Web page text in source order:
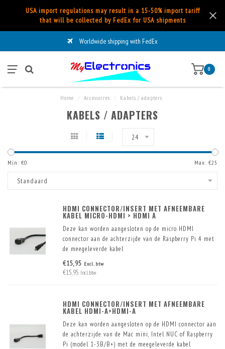
USA import regulations may result in a 15-50% import tariff
that will be collected by FedEx for USA shipments
Worldwide shipping with FedEx
0
Home Accessoires Kabels / adapters
KABELS / ADAPTERS
24
Min: €0 Max: €25
Standaard
HDMI CONNECTOR/INSERT MET AFNEEMBARE
KABEL MICRO-HDMI > HDMI A
Deze kan worden aangesloten op de micro HDMI
connector aan de achterzijde van de Raspberry Pi 4 met
de meegeleverde kabel
€15,95 Excl. btw
€15,95 Incl. btw
HDMI CONNECTOR/INSERT MET AFNEEMBARE
KABEL HDMI-A>HDMI-A
Deze kan worden aangesloten op de HDMI connector aan
de achterzijde van de Mac mini, Intel NUC of Raspberry
Pi (model 1-3B/B+) met de meegeleverde kabel